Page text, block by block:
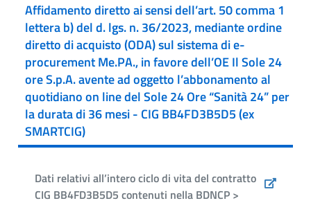
Affidamento diretto ai sensi dell’art. 50 comma 1
lettera b) del d. lgs. n. 36/2023, mediante ordine
diretto di acquisto (ODA) sul sistema di e-
procurement Me.PA., in favore dell’OE Il Sole 24
ore S.p.A. avente ad oggetto l’abbonamento al
quotidiano on line del Sole 24 Ore “Sanità 24” per
la durata di 36 mesi - CIG BB4FD3B5D5 (ex
SMARTCIG)
Dati relativi all’intero ciclo di vita del contratto
CIG BB4FD3B5D5 contenuti nella BDNCP >